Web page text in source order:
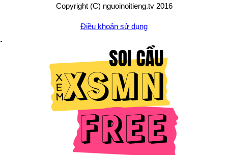
Copyright (C) nguoinoitieng.tv 2016
Điều khoản sử dụng
Chính sách quyền riêng tư
Liên hệ:mail.nguoinoitieng.tv@gmail.com